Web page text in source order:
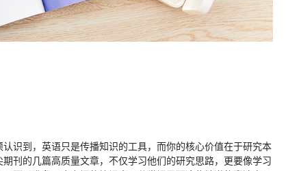
识到，英语只是传播知识的工具，而你的核心价值在于研究本
刊的几篇高质量文章，不仅学习他们的研究思路，更要像学习